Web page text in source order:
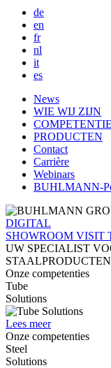
de
en
fr
nl
it
es
Main
navigation
News
WIE WIJ ZIJN
PRODUCTEN
Contact
Carrière
Webinars
BUHLMANN-
DIGITAL
SHOWROOM VISIT
UW SPECIALIST
STAALPRODUCTEN
Onze competenties
Tube
Solutions
Lees meer
Onze competenties
Steel
Solutions